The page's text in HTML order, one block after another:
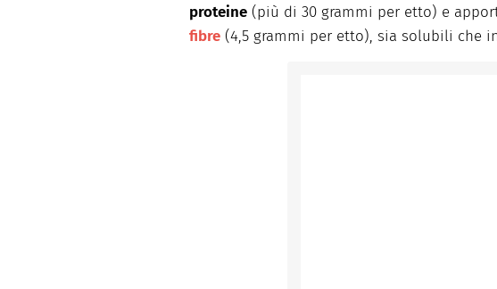
proteine (più di 30 grammi per etto) e
fibre (4,5 grammi per etto), sia solubili che